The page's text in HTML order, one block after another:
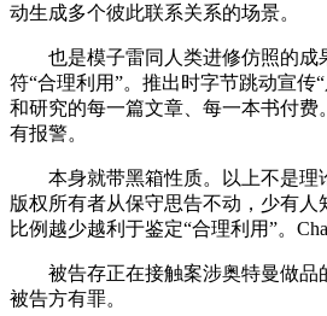
动生成多个彼此联系关系的场景。
也是模子雷同人类进修仿照的成果
符“合理利用”。推出时字节跳动宣
和研究的每一篇文章、每一本书付
有报警。
本身就带黑箱性质。以上不是理论
版权所有者从保守思告不动，少有
比例越少越利于鉴定“合理利用”。
被告存正在接触案涉奥特曼做品的
被告方有罪。